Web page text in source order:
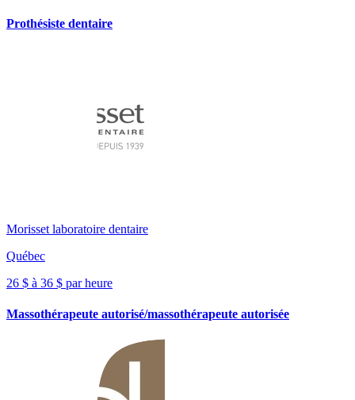
Prothésiste dentaire
Morisset laboratoire dentaire
Québec
26 $ à 36 $ par heure
Massothérapeute autorisé/massothérapeute autorisée